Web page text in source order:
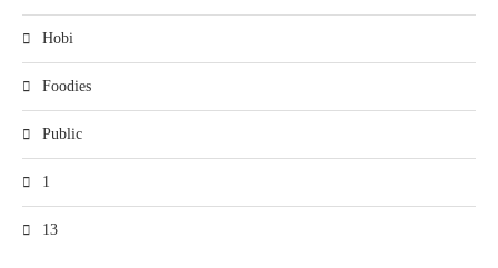
Hobi
Foodies
Public
1
13